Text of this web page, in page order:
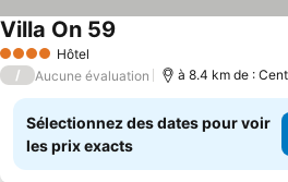
4 Étoiles Hôtel
Villa On 59
/ Aucune évaluation à 8.4 km de :
Sélectionnez des dates pour voir
les prix exacts